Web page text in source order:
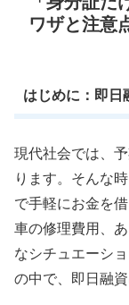
ワザと注意
はじめに：即日
現代社会では、
ります。そんな
で手軽にお金を
車の修理費用、
なシチュエーシ
の中で、即日融